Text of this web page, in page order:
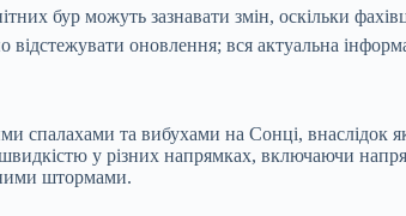
бур можуть зазнавати змін, оскільки
оновлення; вся актуальна
та вибухами на Сонці, внаслідок
у різних напрямках, включаючи
штормами.